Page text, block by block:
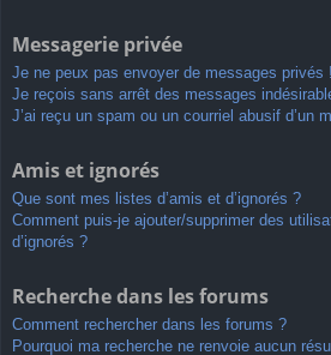
Messagerie privée
Je ne peux pas envoyer de messages privés !
Je reçois sans arrêt des messages
J’ai reçu un spam ou un courriel abusif d’un
Amis et ignorés
Que sont mes listes d’amis et d’ignorés ?
Comment puis-je ajouter/supprimer des
d’ignorés ?
Recherche dans les forums
Comment rechercher dans les forums ?
Pourquoi ma recherche ne renvoie aucun